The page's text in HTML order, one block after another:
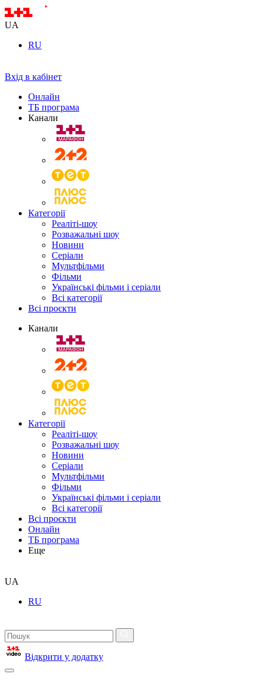
UA
RU
Вхід в кабінет
Онлайн
ТБ програма
Канали
Категорії
Реаліті-шоу
Розважальні шоу
Новини
Серіали
Мультфільми
Фільми
Українські фільми і серіали
Всі категорії
Всі проєкти
Канали
Категорії
Реаліті-шоу
Розважальні шоу
Новини
Серіали
Мультфільми
Фільми
Українські фільми і серіали
Всі категорії
Всі проєкти
Онлайн
ТБ програма
Еще
UA
RU
Відкрити у додатку